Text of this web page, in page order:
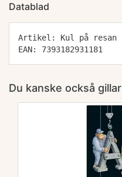
Datablad
Artikel: Kul på resan
EAN: 7393182931181
Du kanske också gillar